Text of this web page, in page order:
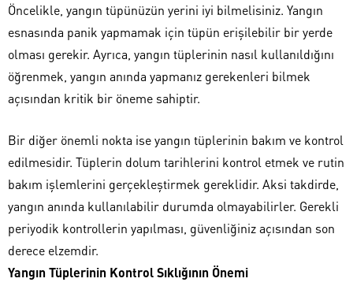
Öncelikle, yangın tüpünüzün yerini iyi bilmelisiniz. Yangın
esnasında panik yapmamak için tüpün erişilebilir bir yerde
olması gerekir. Ayrıca, yangın tüplerinin nasıl kullanıldığını
öğrenmek, yangın anında yapmanız gerekenleri bilmek
açısından kritik bir öneme sahiptir.
Bir diğer önemli nokta ise yangın tüplerinin bakım ve kontrol
edilmesidir. Tüplerin dolum tarihlerini kontrol etmek ve rutin
bakım işlemlerini gerçekleştirmek gereklidir. Aksi takdirde,
yangın anında kullanılabilir durumda olmayabilirler. Gerekli
periyodik kontrollerin yapılması, güvenliğiniz açısından son
derece elzemdir.
Yangın Tüplerinin Kontrol Sıklığının Önemi